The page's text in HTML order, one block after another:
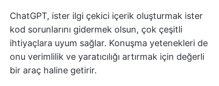
ChatGPT, ister ilgi çekici içerik oluşturmak ister
kod sorunlarını gidermek olsun, çok çeşitli
ihtiyaçlara uyum sağlar. Konuşma yetenekleri de
onu verimlilik ve yaratıcılığı artırmak için değerli
bir araç haline getirir.